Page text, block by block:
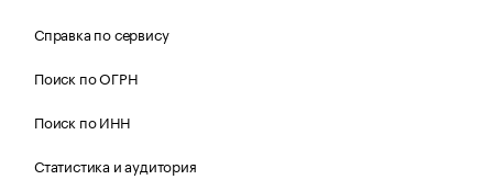
Справка по сервису
Поиск по ОГРН
Поиск по ИНН
Статистика и аудитория